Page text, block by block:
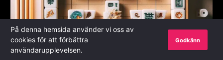
På denna hemsida använder vi oss av
cookies för att förbättra
användarupplevelsen.
Godkänn